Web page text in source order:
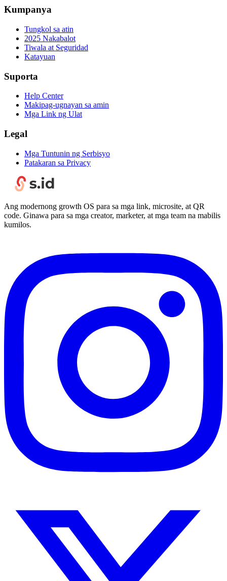
Kumpanya
Tungkol sa atin
2025 Nakabalot
Tiwala at Seguridad
Katayuan
Suporta
Help Center
Makipag-ugnayan sa amin
Mga Link ng Ulat
Legal
Mga Tuntunin ng Serbisyo
Patakaran sa Privacy
Ang modernong growth OS para sa mga link, microsite, at QR
code. Ginawa para sa mga creator, marketer, at mga team na mabilis
kumilos.